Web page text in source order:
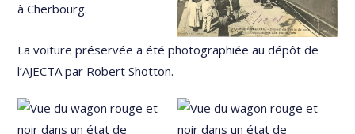
La voiture préservée a été photographiée au dépôt de
l’AJECTA par Robert Shotton.